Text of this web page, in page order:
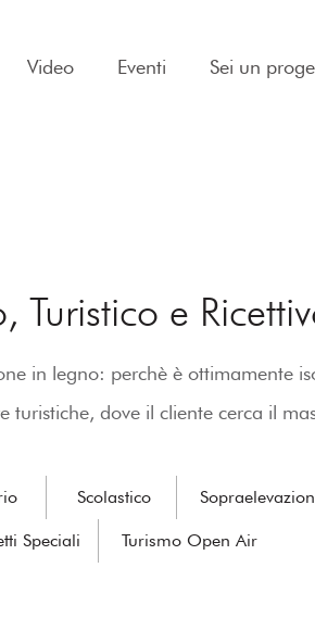
Video Eventi Sei un
Turistico e
in legno: perchè è ottimamente
dove il cliente cerca il
Scolastico
Speciali Turismo Open Air